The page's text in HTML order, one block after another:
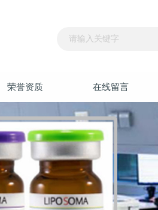
荣誉资质 在线留言